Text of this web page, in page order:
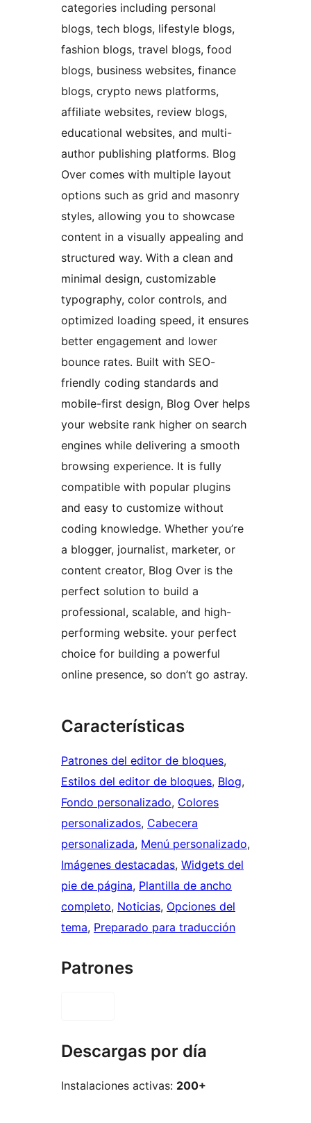
categories including personal
blogs, tech blogs, lifestyle blogs,
fashion blogs, travel blogs, food
blogs, business websites, finance
blogs, crypto news platforms,
affiliate websites, review blogs,
educational websites, and multi-
author publishing platforms. Blog
Over comes with multiple layout
options such as grid and masonry
styles, allowing you to showcase
content in a visually appealing and
structured way. With a clean and
minimal design, customizable
typography, color controls, and
optimized loading speed, it ensures
better engagement and lower
bounce rates. Built with SEO-
friendly coding standards and
mobile-first design, Blog Over helps
your website rank higher on search
engines while delivering a smooth
browsing experience. It is fully
compatible with popular plugins
and easy to customize without
coding knowledge. Whether you’re
a blogger, journalist, marketer, or
content creator, Blog Over is the
perfect solution to build a
professional, scalable, and high-
performing website. your perfect
choice for building a powerful
online presence, so don’t go astray.
Características
Patrones del editor de bloques
Estilos del editor de bloques, Blog
Fondo personalizado, Colores
personalizados, Cabecera
personalizada, Menú personalizado
Imágenes destacadas, Widgets del
pie de página, Plantilla de ancho
completo, Noticias, Opciones del
tema, Preparado para traducción
Patrones
Descargas por día
Instalaciones activas: 200+